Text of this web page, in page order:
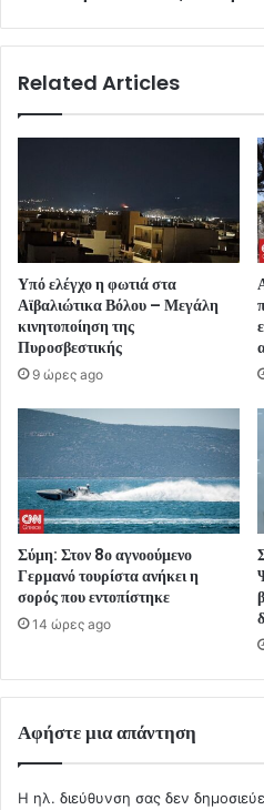
Related Articles
Υπό ελέγχο η φωτιά στα
Αϊβαλιώτικα Βόλου – Μεγάλη
κινητοποίηση της
Πυροσβεστικής
9 ώρες ago
Σύμη: Στον 8ο αγνοούμενο
Γερμανό τουρίστα ανήκει η
σορός που εντοπίστηκε
14 ώρες ago
Αφήστε μια απάντηση
Η ηλ. διεύθυνση σας δεν